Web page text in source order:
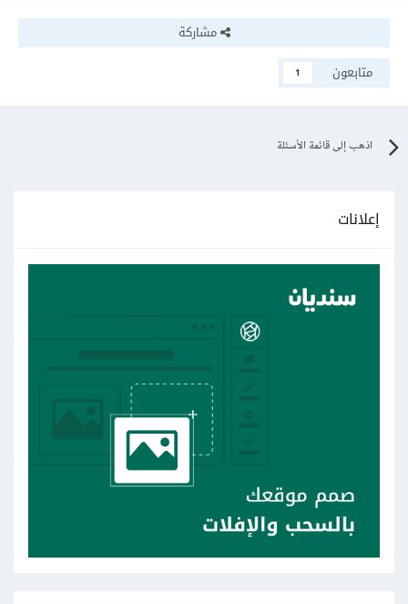
مشاركة
متابعون
1
اذهب إلى قائمة الأسئلة
إعلانات